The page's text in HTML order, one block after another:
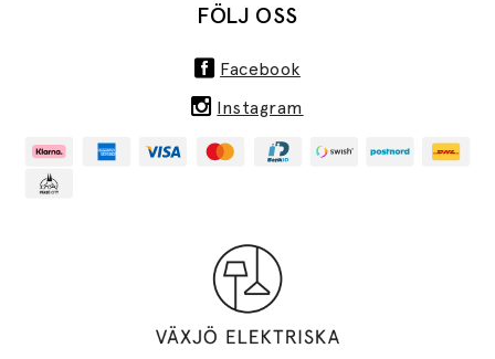
FÖLJ OSS
Facebook
Instagram